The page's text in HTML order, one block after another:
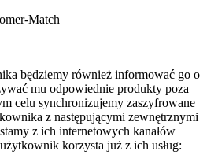
Match
będziemy również informować go o
mu odpowiednie produkty poza
celu synchronizujemy zaszyfrowane
z następującymi zewnętrznymi
z ich internetowych kanałów
korzysta już z ich usług: